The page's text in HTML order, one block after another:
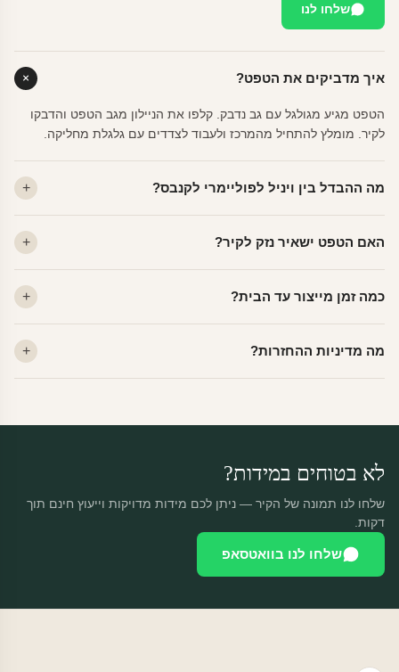
שלחו לנו
איך מדביקים את הטפט?
הטפט מגיע מגולגל עם גב נדבק. קלפו את הניילון מגב הטפט והדבקו
לקיר. מומלץ להתחיל מהמרכז ולעבוד לצדדים עם גלגלת מחליקה.
מה ההבדל בין ויניל לפוליימרי לקנבס?
פרמיום. קנבס — בד אמנותי יוקרתי, מט.
האם הטפט ישאיר נזק לקיר?
מתאים לקיר מטויח, גבס, קרמיקה וזכוכית.
כמה זמן מייצור עד הבית?
יוצאות באותו יום.
מה מדיניות ההחזרות?
לא בטוחים במידות?
שלחו לנו תמונה של הקיר — ניתן לכם מידות מדויקות וייעוץ חינם תוך
דקות.
שלחו לנו בוואטסאפ